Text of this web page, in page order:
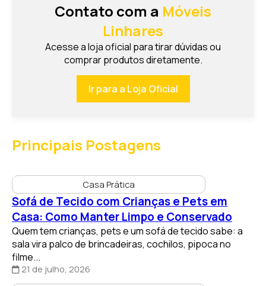
Contato com a Móveis
Linhares
Acesse a loja oficial para tirar dúvidas ou
comprar produtos diretamente.
Ir para a Loja Oficial
Principais Postagens
Casa Prática
Sofá de Tecido com Crianças e Pets em
Casa: Como Manter Limpo e Conservado
Quem tem crianças, pets e um sofá de tecido sabe: a
sala vira palco de brincadeiras, cochilos, pipoca no
filme...
21 de julho, 2026